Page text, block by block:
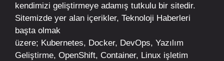
kendimizi geliştirmeye adamış tutkulu bir sitedir.
Sitemizde yer alan içerikler, Teknoloji Haberleri
başta olmak
üzere; Kubernetes, Docker, DevOps, Yazılım
Geliştirme, OpenShift, Container, Linux işletim